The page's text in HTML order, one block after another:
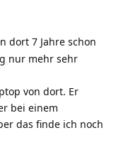
dort 7 Jahre schon
nur mehr sehr
von dort. Er
bei einem
das finde ich noch